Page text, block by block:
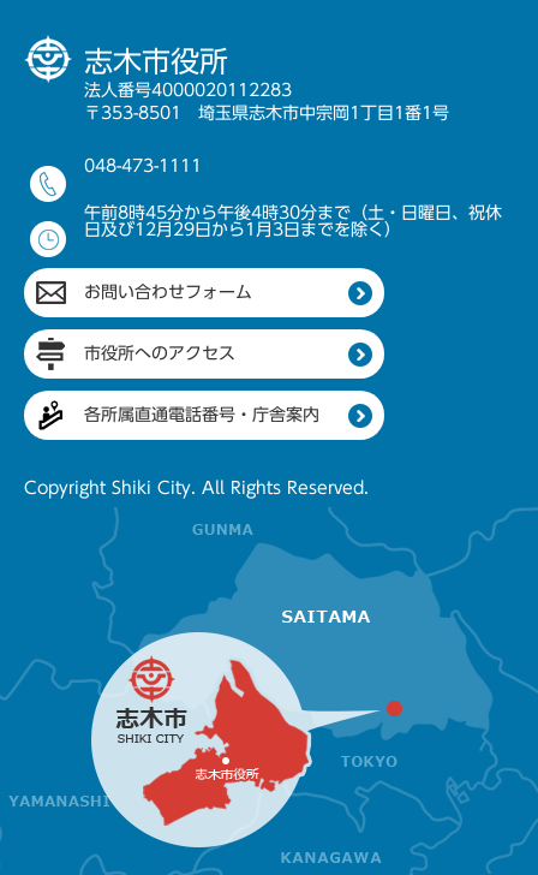
志木市役所
法人番号4000020112283
〒353-8501 埼玉県志木市中宗岡1丁目1番1号
048-473-1111
午前8時45分から午後4時30分まで（土・日曜日、祝休
日及び12月29日から1月3日までを除く）
お問い合わせフォーム
市役所へのアクセス
各所属直通電話番号・庁舎案内
Copyright Shiki City. All Rights Reserved.